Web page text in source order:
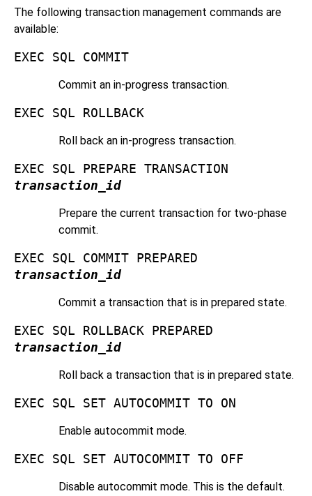
The following transaction management commands are
available:
EXEC SQL COMMIT
Commit an in-progress transaction.
EXEC SQL ROLLBACK
Roll back an in-progress transaction.
EXEC SQL PREPARE TRANSACTION
transaction_id
Prepare the current transaction for two-phase
commit.
EXEC SQL COMMIT PREPARED
transaction_id
Commit a transaction that is in prepared state.
EXEC SQL ROLLBACK PREPARED
transaction_id
Roll back a transaction that is in prepared state.
EXEC SQL SET AUTOCOMMIT TO ON
Enable autocommit mode.
EXEC SQL SET AUTOCOMMIT TO OFF
Disable autocommit mode. This is the default.